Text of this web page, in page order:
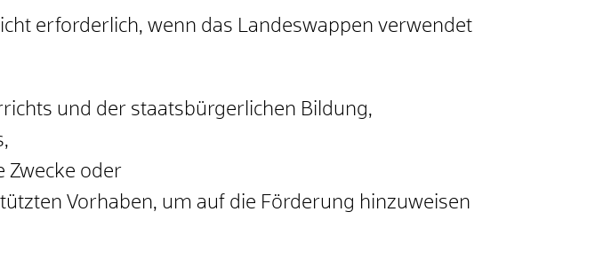
erforderlich, wenn das Landeswappen verwendet
und der staatsbürgerlichen Bildung,
Zwecke oder
Vorhaben, um auf die Förderung hinzuweisen